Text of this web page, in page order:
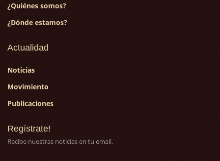
¿Quiénes somos?
¿Dónde estamos?
Actualidad
Noticias
Movimiento
Publicaciones
Regístrate!
Recibe nuestras noticias en tu email.